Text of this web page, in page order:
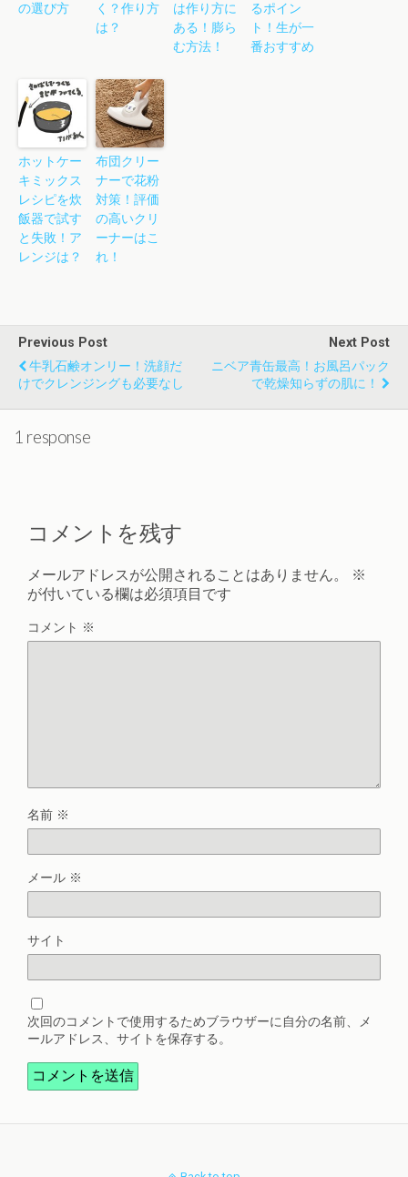
の選び方
く？作り方
は？
は作り方に
ある！膨ら
む方法！
るポイン
ト！生が一
番おすすめ
ホットケー
キミックス
レシピを炊
飯器で試す
と失敗！ア
レンジは？
布団クリー
ナーで花粉
対策！評価
の高いクリ
ーナーはこ
れ！
Previous Post
牛乳石鹸オンリー！洗顔だ
けでクレンジングも必要なし
Next Post
ニベア青缶最高！お風呂パック
で乾燥知らずの肌に！
1 response
コメントを残す
メールアドレスが公開されることはありません。
※
が付いている欄は必須項目です
コメント ※
名前 ※
メール ※
サイト
次回のコメントで使用するためブラウザーに自分の名前、メ
ールアドレス、サイトを保存する。